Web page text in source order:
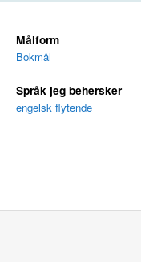
Målform
Bokmål
Språk jeg behersker
engelsk flytende